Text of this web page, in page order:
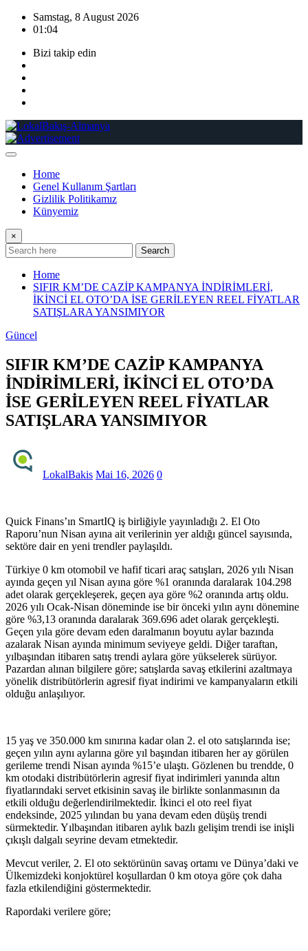
Skip
Samstag, 8 August 2026
01:04
Bizi takip edin
Home
Genel Kullanım Şartları
Gizlilik Politikamız
Künyemiz
×
Search
Home
SIFIR KM’DE CAZİP KAMPANYA İNDİRİMLERİ,
İKİNCİ EL OTO’DA İSE GERİLEYEN REEL FİYATLAR
SATIŞLARA YANSIMIYOR
Güncel
SIFIR KM’DE CAZİP KAMPANYA
İNDİRİMLERİ, İKİNCİ EL OTO’DA
İSE GERİLEYEN REEL FİYATLAR
SATIŞLARA YANSIMIYOR
LokalBakis Mai 16, 2026 0
Quick Finans’ın SmartIQ iş birliğiyle yayınladığı 2. El Oto
Raporu’nun Nisan ayına ait verilerinin yer aldığı güncel sayısında,
sektöre dair en yeni trendler paylaşıldı.
Türkiye 0 km otomobil ve hafif ticari araç satışları, 2026 yılı Nisan
ayında geçen yıl Nisan ayına göre %1 oranında daralarak 104.298
adet olarak gerçekleşerek, geçen aya göre %2 oranında artış oldu.
2026 yılı Ocak-Nisan döneminde ise bir önceki yılın aynı dönemine
göre %3,13 oranında daralarak 369.696 adet olarak gerçekleşti.
Geçen yıla göre devam eden daralmanın boyutu aylar bazında
azalarak Nisan ayında minimum seviyeye geldi. Diğer taraftan,
yılbaşından itibaren satış trendi aylara göre yükselerek sürüyor.
Pazardan alınan bilgilere göre; satışlarda savaş etkilerini azaltmaya
yönelik distribütörlerin agresif fiyat indirimi ve kampanyaların etkili
olduğu anlaşılıyor.
15 yaş ve 350.000 km sınırına kadar olan 2. el oto satışlarında ise;
geçen yılın aynı aylarına göre yıl başından itibaren her ay görülen
gerileme trendi Nisan ayında %15’e ulaştı. Gözlenen bu trendde, 0
km otodaki distribütörlerin agresif fiyat indirimleri yanında altın
fiyatlarındaki servet etkisinin savaş ile birlikte sonlanmasının da
etkili olduğu değerlendirilmektedir. İkinci el oto reel fiyat
endeksinde, 2025 yılından bu yana devam eden düşüş trendi
sürmektedir. Yılbaşından itibaren aylık bazlı gelişim trendi ise inişli
çıkışlı dalgalı seyrine devam etmektedir.
Mevcut veriler, 2. El oto sektörünün savaş ortamı ve Dünya’daki ve
Ülkemizdeki konjoktürel koşullardan 0 km otoya göre çok daha
fazla etkilendiğini göstermektedir.
Rapordaki verilere göre;